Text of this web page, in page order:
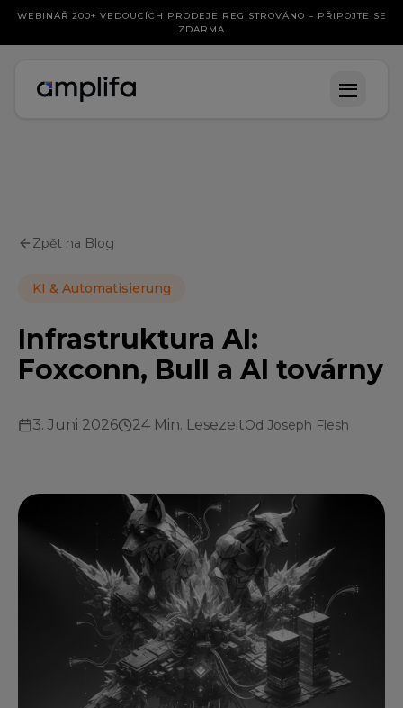
WEBINÁŘ 200+ VEDOUCÍCH PRODEJE REGISTROVÁNO – PŘIPOJTE SE
ZDARMA
Zpět na Blog
KI & Automatisierung
Infrastruktura AI:
Foxconn, Bull a AI továrny
3. Juni 2026 24 Min. LesezeitOd Joseph Flesh